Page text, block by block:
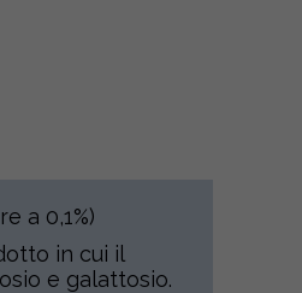
a 0,1%)
in cui il
e galattosio.